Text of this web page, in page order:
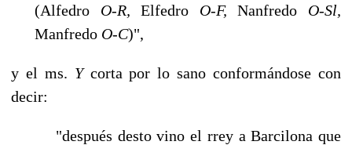
(Alfedro O-R,Elfedro O-F,Nanfredo O-Sl,
Manfredo O-C)",
y el ms. Y corta por lo sano conformándose con
decir:
"después desto vino el rrey a Barcilona que